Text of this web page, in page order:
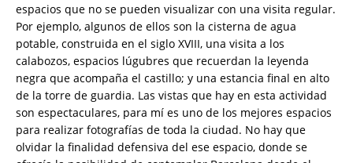
espacios que no se pueden visualizar con una visita regular.
Por ejemplo, algunos de ellos son la cisterna de agua
potable, construida en el siglo XVIII, una visita a los
calabozos, espacios lúgubres que recuerdan la leyenda
negra que acompaña el castillo; y una estancia final en alto
de la torre de guardia. Las vistas que hay en esta actividad
son espectaculares, para mí es uno de los mejores espacios
para realizar fotografías de toda la ciudad. No hay que
olvidar la finalidad defensiva del ese espacio, donde se